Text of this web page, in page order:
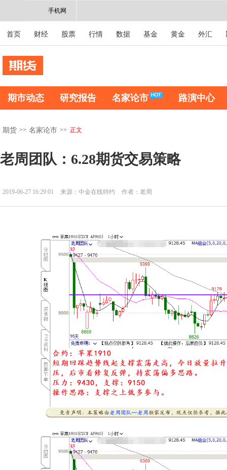
手机网
首页 财经 股票 行情 数据 基金 黄金 外汇
期市动态 研究报告 名家论市 路演中心
期货 >> 名家论市 >> 正文
老周团队：6.28期货交易策略
2019-06-27 16:29:01 来源：中金在线特约 作者：老周